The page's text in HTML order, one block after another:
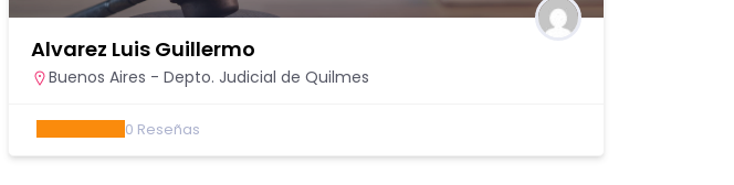
Alvarez Luis Guillermo
Buenos Aires - Depto. Judicial de Quilmes
0 Reseñas